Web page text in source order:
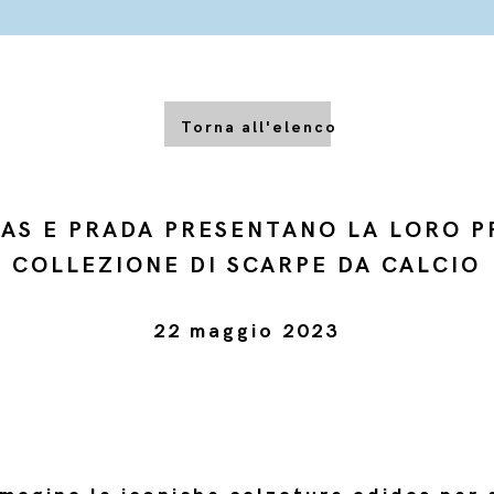
Torna all'elenco
E PRADA PRESENTANO LA LORO
COLLEZIONE DI SCARPE DA CALCIO
22 maggio 2023